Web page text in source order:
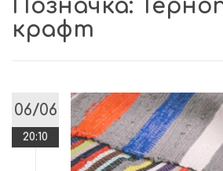
Позначка:
крафт
06/06
20:10